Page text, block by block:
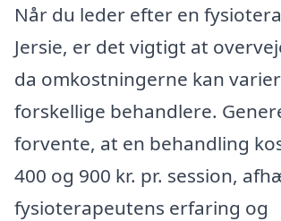
Når du leder efter en
Jersie, er det vigtigt at
da omkostningerne kan
forskellige behandlere.
forvente, at en behandling
400 og 900 kr. pr. session,
fysioterapeutens erfaring og